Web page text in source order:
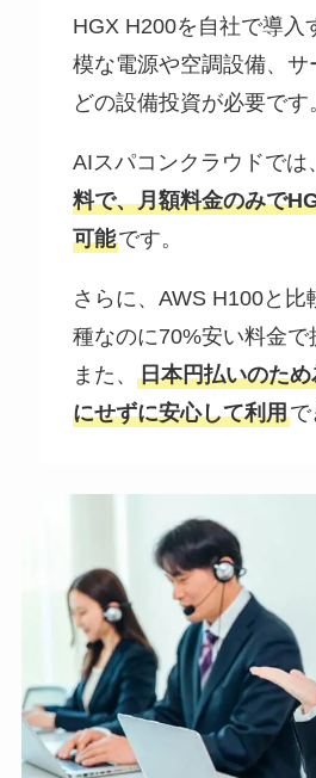
HGX H200を自社で導入
模な電源や空調設備、サ
どの設備投資が必要です
AIスパコンクラウドでは、
料で、月額料金のみで
可能です。
さらに、AWS H100と比
種なのに70%安い料金で
また、 日本円払いのた
にせずに安心して利用で